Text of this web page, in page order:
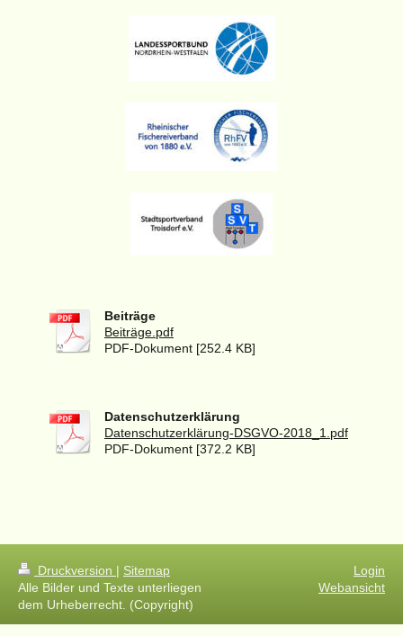
Beiträge
Beiträge.pdf
PDF-Dokument [252.4 KB]
Datenschutzerklärung
Datenschutzerklärung-DSGVO-2018_1.pdf
PDF-Dokument [372.2 KB]
Druckversion | Sitemap
Alle Bilder und Texte unterliegen
dem Urheberrecht. (Copyright)
Login
Webansicht